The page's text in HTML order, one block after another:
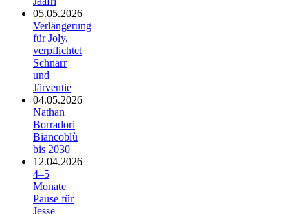
05.05.2026
Verlängerung
für Joly,
verpflichtet
Schnarr
und
Järventie
04.05.2026
Nathan
Borradori
Biancoblù
bis 2030
12.04.2026
4–5
Monate
Pause für
Jesse